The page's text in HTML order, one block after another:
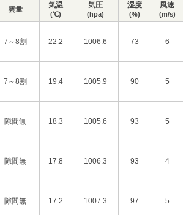
雲量 気温
(℃)
気圧
(hpa)
湿度
(%)
風速
(m/s)
7～8割 22.2 1006.6 73 6
7～8割 19.4 1005.9 90 5
隙間無 18.3 1005.6 93 5
隙間無 17.8 1006.3 93 4
隙間無 17.2 1007.3 97 5